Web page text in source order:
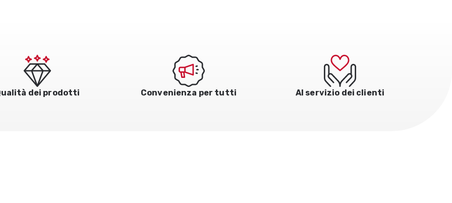
dei prodotti Convenienza per tutti Al servizio dei clienti